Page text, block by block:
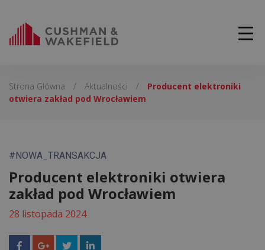
Strona Główna / Aktualności /
Producent elektroniki
otwiera zakład pod Wrocławiem
#NOWA_TRANSAKCJA
Producent elektroniki otwiera
zakład pod Wrocławiem
28 listopada 2024